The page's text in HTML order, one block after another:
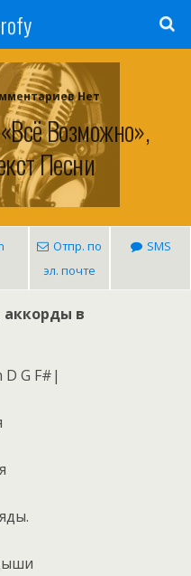
Нет
Возможно»,
Песни
Отпр. по
эл. почте
SMS
аккорды в
D G F#|